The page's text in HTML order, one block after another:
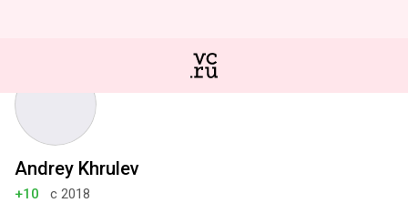
Andrey Khrulev
+10
с 2018